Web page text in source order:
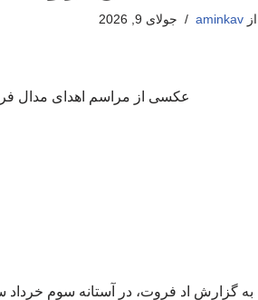
ازaminkav جولای 9, 2026
عکسی از مراسم اهدای مدال